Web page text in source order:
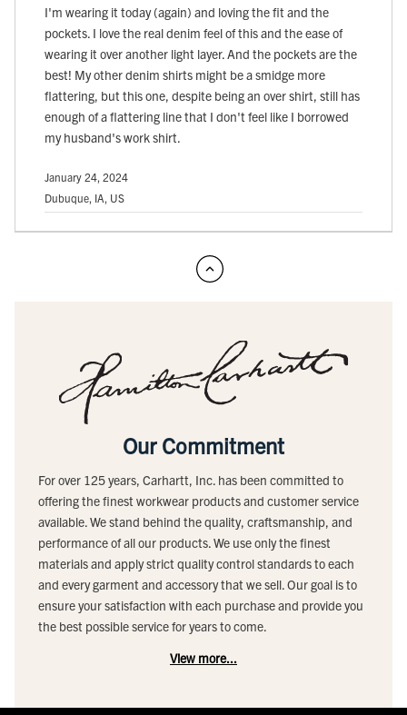
I'm wearing it today (again) and loving the fit and the
pockets. I love the real denim feel of this and the ease of
wearing it over another light layer. And the pockets are the
best! My other denim shirts might be a smidge more
flattering, but this one, despite being an over shirt, still has
enough of a flattering line that I don't feel like I borrowed
my husband's work shirt.
January 24, 2024
Dubuque, IA, US
Our Commitment
For over 125 years, Carhartt, Inc. has been committed to
offering the finest workwear products and customer service
available. We stand behind the quality, craftsmanship, and
performance of all our products. We use only the finest
materials and apply strict quality control standards to each
and every garment and accessory that we sell. Our goal is to
ensure your satisfaction with each purchase and provide you
the best possible service for years to come.
View more...